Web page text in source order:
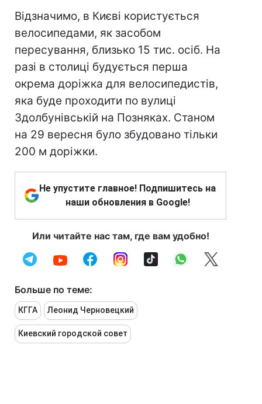
Відзначимо, в Києві користується
велосипедами, як засобом
пересування, близько 15 тис. осіб. На
разі в столиці будується перша
окрема доріжка для велосипедистів,
яка буде проходити по вулиці
Здолбунівській на Позняках. Станом
на 29 вересня було збудовано тільки
200 м доріжки.
Не упустите главное! Подпишитесь на
наши обновления в Google!
Или читайте нас там, где вам удобно!
Больше по теме:
КГГА Леонид Черновецкий
Киевский городской совет